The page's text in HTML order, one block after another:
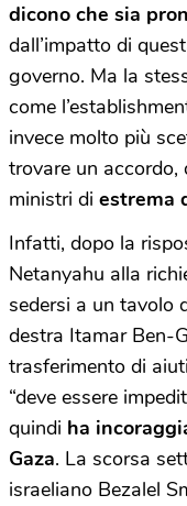
dicono che sia
dall’impatto di
governo. Ma la
come
invece molto più
trovare un accordo,
ministri di estrema
Infatti, dopo la
Netanyahu alla
sedersi a un tavolo
destra Itamar Ben-
trasferimento di
“deve essere
quindi ha
Gaza. La scorsa
israeliano Bezalel